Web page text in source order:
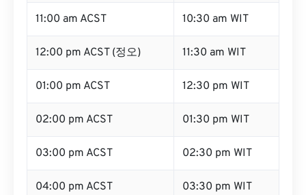
11:00 am ACST 10:30 am WIT
12:00 pm ACST (정오) 11:30 am WIT
01:00 pm ACST 12:30 pm WIT
02:00 pm ACST 01:30 pm WIT
03:00 pm ACST 02:30 pm WIT
04:00 pm ACST 03:30 pm WIT